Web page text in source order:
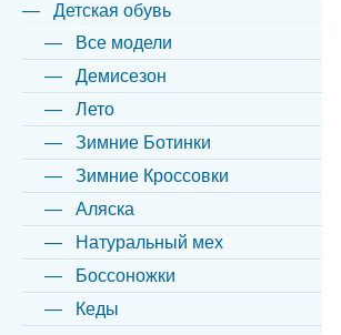
Детская обувь
Все модели
Демисезон
Лето
Зимние Ботинки
Зимние Кроссовки
Аляска
Натуральный мех
Боссоножки
Кеды